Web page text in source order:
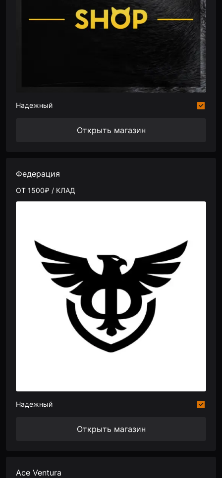
Надежный
Открыть магазин
Федерация
ОТ 1500₽ / КЛАД
Надежный
Открыть магазин
Ace Ventura